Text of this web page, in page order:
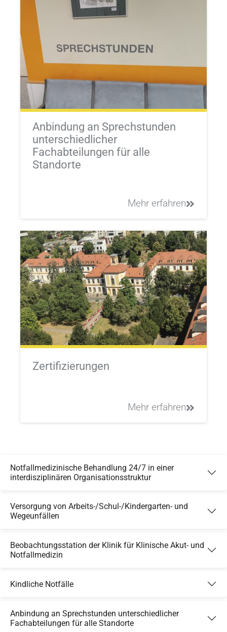
Anbindung an Sprechstunden
unterschiedlicher
Fachabteilungen für alle
Standorte
Mehr erfahren
Zertifizierungen
Mehr erfahren
Notfallmedizinische Behandlung 24/7 in einer
interdisziplinären Organisationsstruktur
Versorgung von Arbeits-/Schul-/Kindergarten- und
Wegeunfällen
Beobachtungsstation der Klinik für Klinische Akut- und
Notfallmedizin
Kindliche Notfälle
Anbindung an Sprechstunden unterschiedlicher
Fachabteilungen für alle Standorte